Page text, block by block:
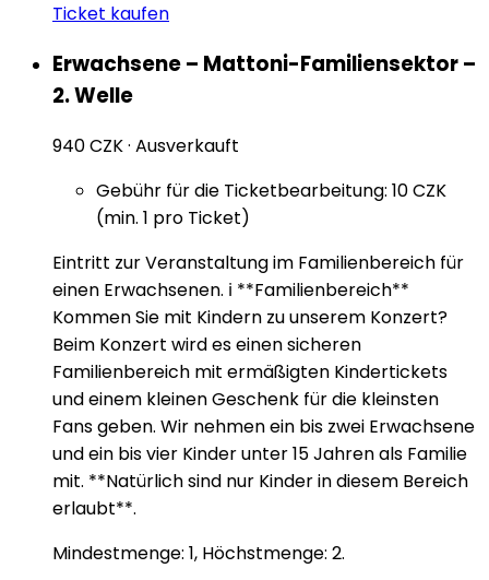
Ticket kaufen
Erwachsene – Mattoni-Familiensektor –
2. Welle
940 CZK· Ausverkauft
Gebühr für die Ticketbearbeitung: 10 CZK
(min. 1 pro Ticket)
Eintritt zur Veranstaltung im Familienbereich für
einen Erwachsenen. ℹ️ **Familienbereich**
Kommen Sie mit Kindern zu unserem Konzert?
Beim Konzert wird es einen sicheren
Familienbereich mit ermäßigten Kindertickets
und einem kleinen Geschenk für die kleinsten
Fans geben. Wir nehmen ein bis zwei Erwachsene
und ein bis vier Kinder unter 15 Jahren als Familie
mit. **Natürlich sind nur Kinder in diesem Bereich
erlaubt**.
Mindestmenge: 1, Höchstmenge: 2.